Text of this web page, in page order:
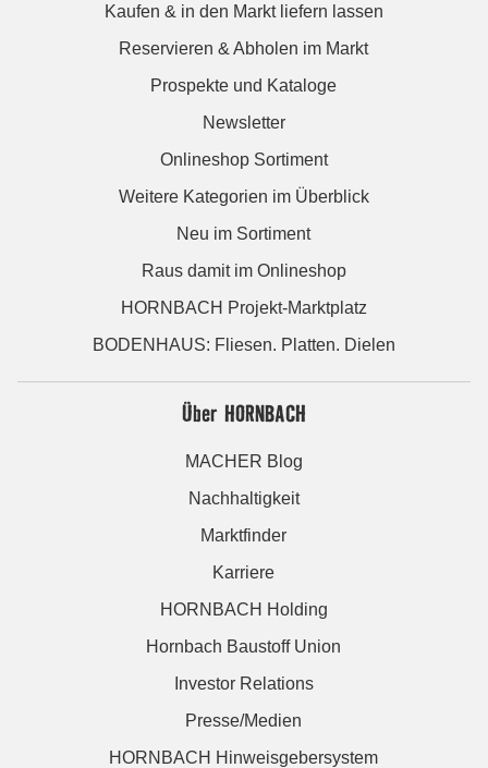
Kaufen & in den Markt liefern lassen
Reservieren & Abholen im Markt
Prospekte und Kataloge
Newsletter
Onlineshop Sortiment
Weitere Kategorien im Überblick
Neu im Sortiment
Raus damit im Onlineshop
HORNBACH Projekt-Marktplatz
BODENHAUS: Fliesen. Platten. Dielen
Über HORNBACH
MACHER Blog
Nachhaltigkeit
Marktfinder
Karriere
HORNBACH Holding
Hornbach Baustoff Union
Investor Relations
Presse/Medien
HORNBACH Hinweisgebersystem